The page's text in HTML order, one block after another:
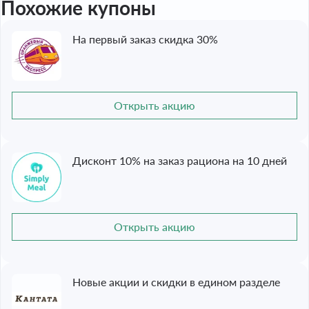
Похожие купоны
На первый заказ скидка 30%
Открыть акцию
Дисконт 10% на заказ рациона на 10 дней
Открыть акцию
Новые акции и скидки в едином разделе